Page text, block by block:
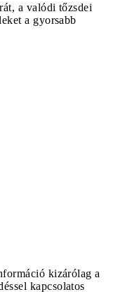
a valódi tőzsdei
a gyorsabb
kizárólag a
kapcsolatos